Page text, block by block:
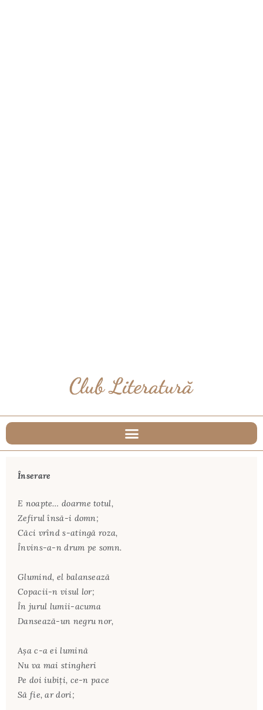
Înserare
E noapte… doarme totul,
Zefirul însă-i domn;
Căci vrînd s-atingă roza,
Învins-a-n drum pe somn.
Glumind, el balansează
Copacii-n visul lor;
În jurul lumii-acuma
Dansează-un negru nor,
Aşa c-a ei lumină
Nu va mai stingheri
Pe doi iubiţi, ce-n pace
Să fie, ar dori;